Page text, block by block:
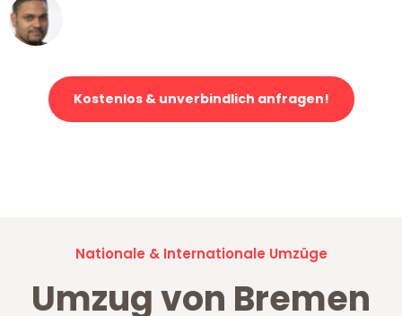
Kostenlos & unverbindlich anfragen!
Nationale & Internationale Umzüge
Umzug von Bremen